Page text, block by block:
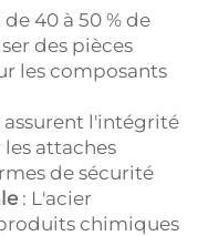
40 à 50 % de
des pièces
les composants
assurent l'intégrité
attaches
de sécurité
: L'acier
chimiques